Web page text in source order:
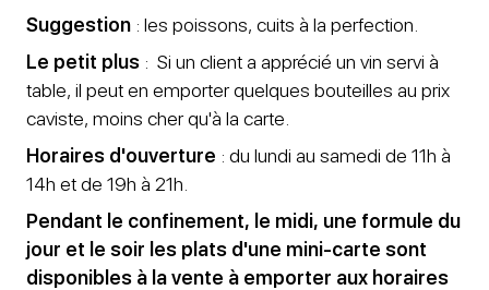
Suggestion : les poissons, cuits à la perfection.
Le petit plus : Si un client a apprécié un vin servi à
table, il peut en emporter quelques bouteilles au prix
caviste, moins cher qu'à la carte.
Horaires d'ouverture : du lundi au samedi de 11h à
14h et de 19h à 21h.
Pendant le confinement, le midi, une formule du
jour et le soir les plats d'une mini-carte sont
disponibles à la vente à emporter aux horaires